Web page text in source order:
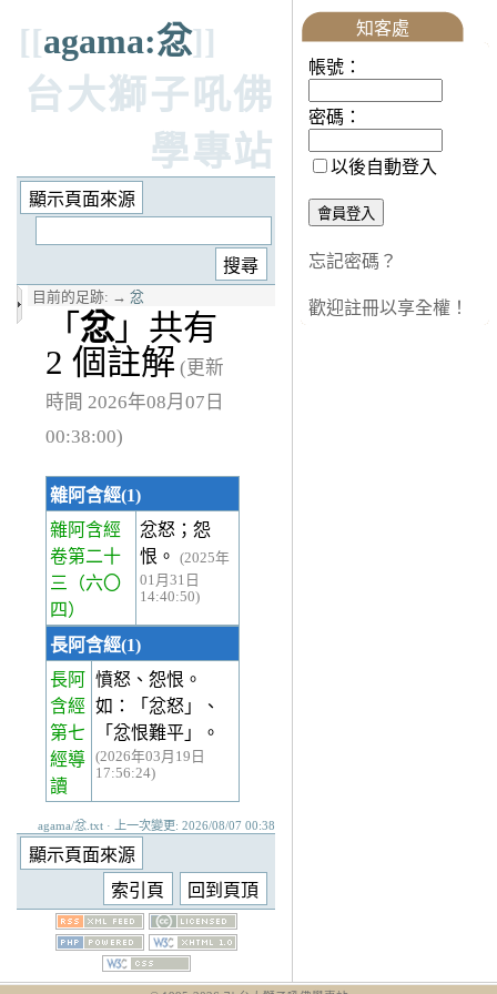
[[agama:忿]]
台大獅子吼佛
學專站
目前的足跡: → 忿
「 忿」共有
2 個註解 (更新
時間 2026年08月07日
00:38:00)
雜阿含經(1)
雜阿含經
卷第二十
三
（六〇
四）
忿怒；怨
恨。
(2025年
01月31日
14:40:50)
長阿含經(1)
長阿
含經
第七
經導
讀
憤怒、怨恨。
如：「忿怒」、
「忿恨難平」。
(2026年03月19日
17:56:24)
agama/忿.txt · 上一次變更: 2026/08/07 00:38
知客處
帳號：
密碼：
以後自動登入
忘記密碼？
歡迎註冊以享全權！